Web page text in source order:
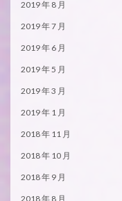
2019 年 8 月
2019 年 7 月
2019 年 6 月
2019 年 5 月
2019 年 3 月
2019 年 1 月
2018 年 11 月
2018 年 10 月
2018 年 9 月
2018 年 8 月